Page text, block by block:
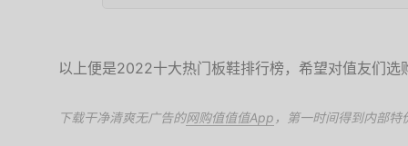
以上便是2022十大热门板鞋排行榜，希望对值友们选
下载干净清爽无广告的网购值值值App ，第一时间得到内部特